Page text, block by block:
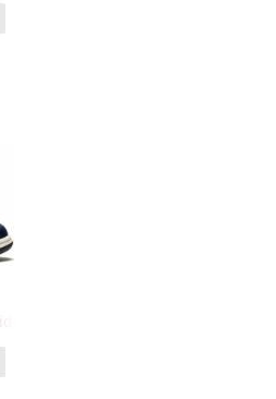
University Blue